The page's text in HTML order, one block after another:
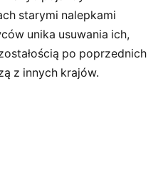
starymi nalepkami
unika usuwania ich,
po poprzednich
z innych krajów.